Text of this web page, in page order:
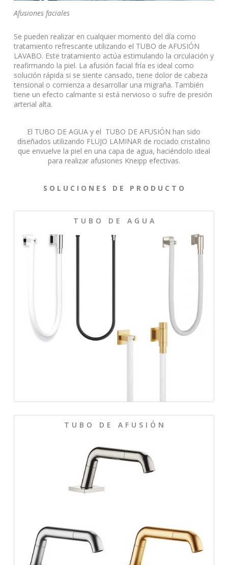
Afusiones faciales
Se pueden realizar en cualquier momento del día como
tratamiento refrescante utilizando el TUBO de AFUSIÓN
LAVABO. Este tratamiento actúa estimulando la circulación y
reafirmando la piel. La afusión facial fría es ideal como
solución rápida si se siente cansado, tiene dolor de cabeza
tensional o comienza a desarrollar una migraña. También
tiene un efecto calmante si está nervioso o sufre de presión
arterial alta.
El TUBO DE AGUA y el TUBO DE AFUSIÓN han sido
diseñados utilizando FLUJO LAMINAR de rociado cristalino
que envuelve la piel en una capa de agua, haciéndolo ideal
para realizar afusiones Kneipp efectivas.
S O L U C I O N E S D E P R O D U C T O
T U B O D E A G U A
T U B O D E A F U S I Ó N